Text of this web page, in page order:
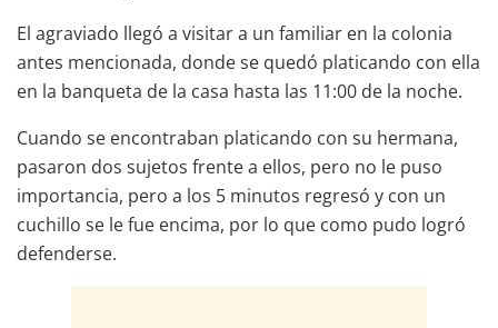
El agraviado llegó a visitar a un familiar en la colonia
antes mencionada, donde se quedó platicando con ella
en la banqueta de la casa hasta las 11:00 de la noche.
Cuando se encontraban platicando con su hermana,
pasaron dos sujetos frente a ellos, pero no le puso
importancia, pero a los 5 minutos regresó y con un
cuchillo se le fue encima, por lo que como pudo logró
defenderse.